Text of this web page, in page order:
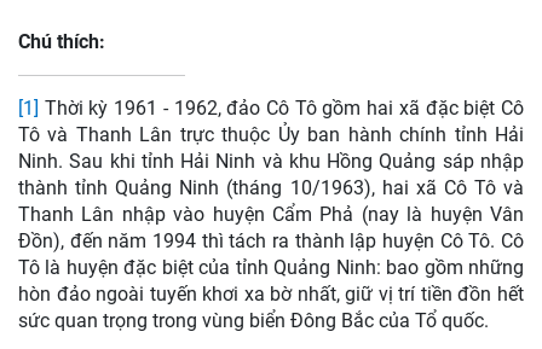
Chú thích:
[1] Thời kỳ 1961 - 1962, đảo Cô Tô gồm hai xã đặc biệt Cô
Tô và Thanh Lân trực thuộc Ủy ban hành chính tỉnh Hải
Ninh. Sau khi tỉnh Hải Ninh và khu Hồng Quảng sáp nhập
thành tỉnh Quảng Ninh (tháng 10/1963), hai xã Cô Tô và
Thanh Lân nhập vào huyện Cẩm Phả (nay là huyện Vân
Đồn), đến năm 1994 thì tách ra thành lập huyện Cô Tô. Cô
Tô là huyện đặc biệt của tỉnh Quảng Ninh: bao gồm những
hòn đảo ngoài tuyến khơi xa bờ nhất, giữ vị trí tiền đồn hết
sức quan trọng trong vùng biển Đông Bắc của Tổ quốc.